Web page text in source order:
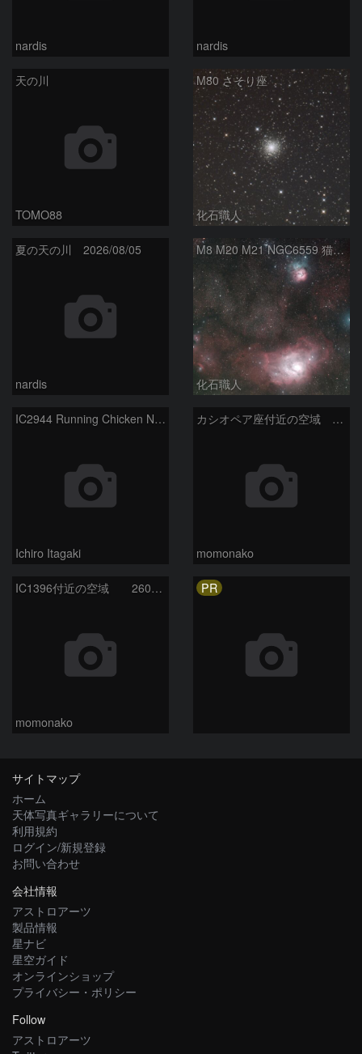
nardis nardis
天の川
TOMO88
M80 さそり座
化石職人
夏の天の川 2026/08/05
nardis
M8 M20 M21 NGC6559 猫の手星雲 いて座
化石職人
IC2944 Running Chicken Nebula
Ichiro Itagaki
カシオペア座付近の空域 260720
momonako
IC1396付近の空域 260720
momonako
PR
サイトマップ
ホーム
天体写真ギャラリーについて
利用規約
ログイン/新規登録
お問い合わせ
会社情報
アストロアーツ
製品情報
星ナビ
星空ガイド
オンラインショップ
プライバシー・ポリシー
Follow
アストロアーツ